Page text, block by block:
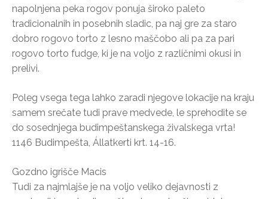
napolnjena peka rogov ponuja široko paleto
tradicionalnih in posebnih sladic, pa naj gre za staro
dobro rogovo torto z lesno maščobo ali pa za pari
rogovo torto fudge, ki je na voljo z različnimi okusi in
prelivi.
Poleg vsega tega lahko zaradi njegove lokacije na kraju
samem srečate tudi prave medvede, le sprehodite se
do sosednjega budimpeštanskega živalskega vrta!
1146 Budimpešta, Állatkerti krt. 14-16.
Gozdno igrišče Macis
Tudi za najmlajše je na voljo veliko dejavnosti z